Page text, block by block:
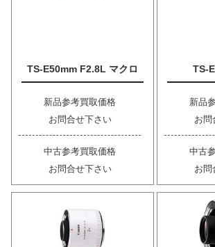
TS-E50mm F2.8L マクロ
新品参考買取価格
お問合せ下さい
中古参考買取価格
お問合せ下さい
TS-
新品
お問
中古
お問